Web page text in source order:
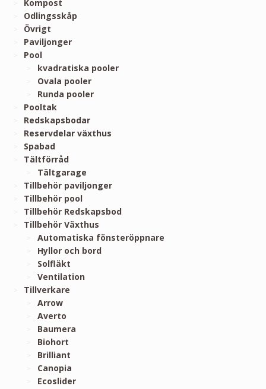
Kompost
Odlingsskåp
Övrigt
Paviljonger
Pool
kvadratiska pooler
Ovala pooler
Runda pooler
Pooltak
Redskapsbodar
Reservdelar växthus
Spabad
Tältförråd
Tältgarage
Tillbehör paviljonger
Tillbehör pool
Tillbehör Redskapsbod
Tillbehör Växthus
Automatiska fönsteröppnare
Hyllor och bord
Solfläkt
Ventilation
Tillverkare
Arrow
Averto
Baumera
Biohort
Brilliant
Canopia
Ecoslider